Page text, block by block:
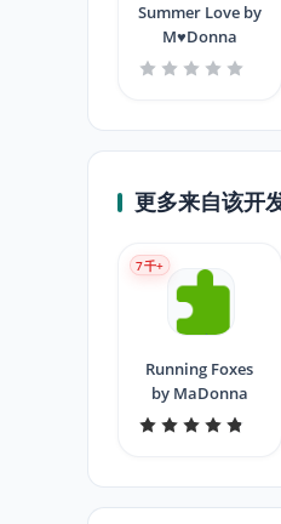
Summer Love by
M♥Donna
更多来自该开
Running Foxes
by MaDonna
7千+